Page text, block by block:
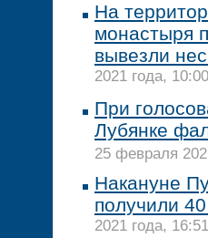
На
монастыря
вывезли
2021 года, 10:00
При
Лубянке
25 февраля
Накануне
получили
2021 года, 16:51